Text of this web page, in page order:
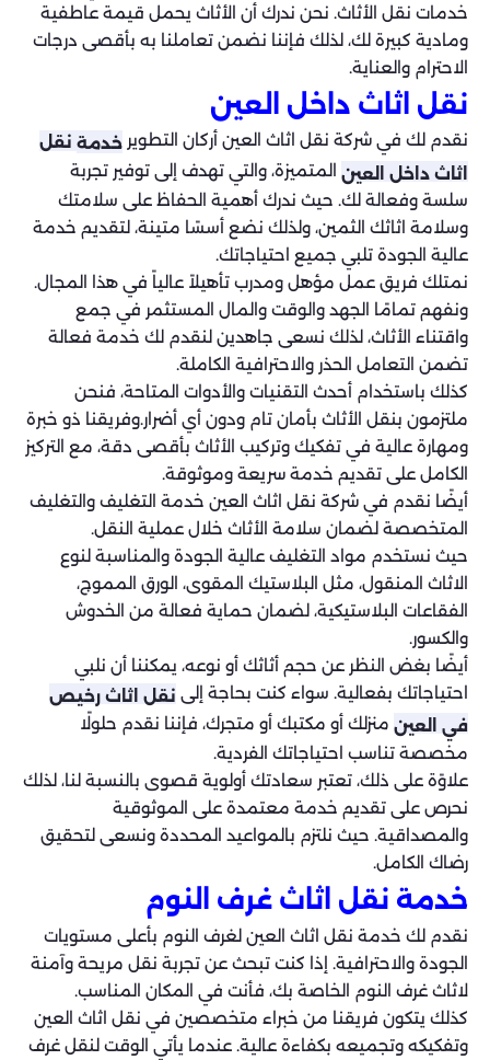
خدمات نقل الأثاث. نحن ندرك أن الأثاث يحمل قيمة عاطفية
ومادية كبيرة لك، لذلك فإننا نضمن تعاملنا به بأقصى درجات
الاحترام والعناية.
نقل اثاث داخل العين
نقدم لك في شركة نقل اثاث العين أركان التطوير خدمة نقل
اثاث داخل العين المتميزة، والتي تهدف إلى توفير تجربة
سلسة وفعالة لك. حيث ندرك أهمية الحفاظ على سلامتك
وسلامة اثاثك الثمين، ولذلك نضع أسسًا متينة، لتقديم خدمة
عالية الجودة تلبي جميع احتياجاتك.
نمتلك فريق عمل مؤهل ومدرب تأهيلاً عالياً في هذا المجال.
ونفهم تمامًا الجهد والوقت والمال المستثمر في جمع
واقتناء الأثاث، لذلك نسعى جاهدين لنقدم لك خدمة فعالة
تضمن التعامل الحذر والاحترافية الكاملة.
كذلك باستخدام أحدث التقنيات والأدوات المتاحة، فنحن
ملتزمون بنقل الأثاث بأمان تام ودون أي أضرار.وفريقنا ذو خبرة
ومهارة عالية في تفكيك وتركيب الأثاث بأقصى دقة، مع التركيز
الكامل على تقديم خدمة سريعة وموثوقة.
أيضًا نقدم في شركة نقل اثاث العين خدمة التغليف والتغليف
المتخصصة لضمان سلامة الأثاث خلال عملية النقل.
حيث نستخدم مواد التغليف عالية الجودة والمناسبة لنوع
الاثاث المنقول، مثل البلاستيك المقوى، الورق المموج،
الفقاعات البلاستيكية، لضمان حماية فعالة من الخدوش
والكسور.
أيضًا بغض النظر عن حجم أثاثك أو نوعه، يمكننا أن نلبي
احتياجاتك بفعالية. سواء كنت بحاجة إلى نقل اثاث رخيص
في العين منزلك أو مكتبك أو متجرك، فإننا نقدم حلولًا
مخصصة تناسب احتياجاتك الفردية.
علاوًة على ذلك، تعتبر سعادتك أولوية قصوى بالنسبة لنا، لذلك
نحرص على تقديم خدمة معتمدة على الموثوقية
والمصداقية. حيث نلتزم بالمواعيد المحددة ونسعى لتحقيق
رضاك الكامل.
خدمة نقل اثاث غرف النوم
نقدم لك خدمة نقل اثاث العين لغرف النوم بأعلى مستويات
الجودة والاحترافية. إذا كنت تبحث عن تجربة نقل مريحة وآمنة
لاثاث غرف النوم الخاصة بك، فأنت في المكان المناسب.
كذلك يتكون فريقنا من خبراء متخصصين في نقل اثاث العين
وتفكيكه وتجميعه بكفاءة عالية. عندما يأتي الوقت لنقل غرف